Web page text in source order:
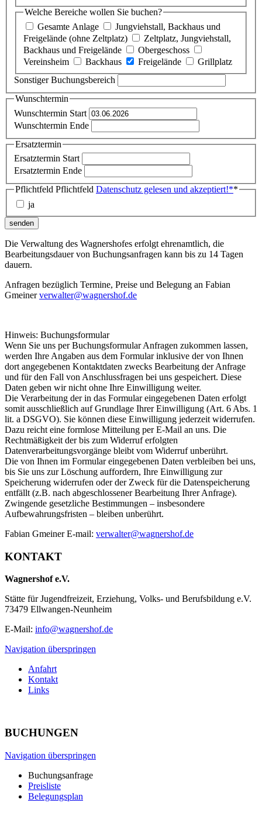
Welche Bereiche wollen Sie buchen?
Gesamte Anlage
Jungviehstall, Backhaus und
Freigelände (ohne Zeltplatz)
Zeltplatz, Jungviehstall,
Backhaus und Freigelände
Obergeschoss
Vereinsheim
Backhaus Freigelände
Grillplatz
Sonstiger Buchungsbereich
Wunschtermin
Wunschtermin Start
Wunschtermin Ende
Ersatztermin
Ersatztermin Start
Ersatztermin Ende
Pflichtfeld Pflichtfeld Datenschutz gelesen und akzeptiert!**
ja
senden
Die Verwaltung des Wagnershofes erfolgt ehrenamtlich, die
Bearbeitungsdauer von Buchungsanfragen kann bis zu 14 Tagen
dauern.
Anfragen bezüglich Termine, Preise und Belegung an Fabian
Gmeinerverwalter@wagnershof.de
Hinweis: Buchungsformular
Wenn Sie uns per Buchungsformular Anfragen zukommen lassen,
werden Ihre Angaben aus dem Formular inklusive der von Ihnen
dort angegebenen Kontaktdaten zwecks Bearbeitung der Anfrage
und für den Fall von Anschlussfragen bei uns gespeichert. Diese
Daten geben wir nicht ohne Ihre Einwilligung weiter.
Die Verarbeitung der in das Formular eingegebenen Daten erfolgt
somit ausschließlich auf Grundlage Ihrer Einwilligung (Art. 6 Abs. 1
lit. a DSGVO). Sie können diese Einwilligung jederzeit widerrufen.
Dazu reicht eine formlose Mitteilung per E-Mail an uns. Die
Rechtmäßigkeit der bis zum Widerruf erfolgten
Datenverarbeitungsvorgänge bleibt vom Widerruf unberührt.
Die von Ihnen im Formular eingegebenen Daten verbleiben bei uns,
bis Sie uns zur Löschung auffordern, Ihre Einwilligung zur
Speicherung widerrufen oder der Zweck für die Datenspeicherung
entfällt (z.B. nach abgeschlossener Bearbeitung Ihrer Anfrage).
Zwingende gesetzliche Bestimmungen – insbesondere
Aufbewahrungsfristen – bleiben unberührt.
Fabian Gmeiner E-mail: verwalter@wagnershof.de
KONTAKT
Wagnershof e.V.
Stätte für Jugendfreizeit, Erziehung, Volks- und Berufsbildung e.V.
73479 Ellwangen-Neunheim
E-Mail: info@wagnershof.de
Navigation überspringen
Anfahrt
Kontakt
Links
BUCHUNGEN
Navigation überspringen
Buchungsanfrage
Preisliste
Belegungsplan